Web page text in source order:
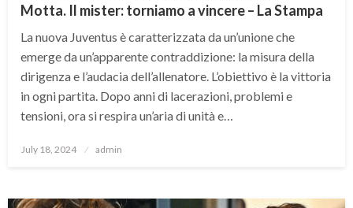
Motta. Il mister: torniamo a vincere – La Stampa
La nuova Juventus è caratterizzata da un’unione che
emerge da un’apparente contraddizione: la misura della
dirigenza e l’audacia dell’allenatore. L’obiettivo è la vittoria
in ogni partita. Dopo anni di lacerazioni, problemi e
tensioni, ora si respira un’aria di unità e…
Posted
July 18, 2024 admin